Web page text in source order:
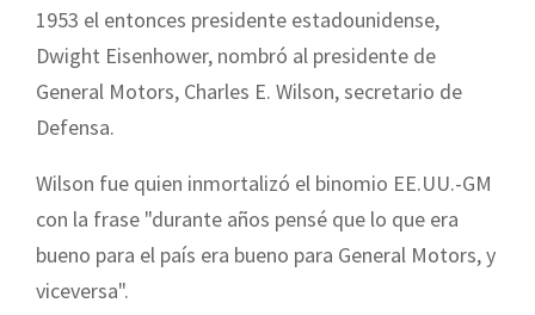
1953 el entonces presidente estadounidense,
Dwight Eisenhower, nombró al presidente de
General Motors, Charles E. Wilson, secretario de
Defensa.
Wilson fue quien inmortalizó el binomio EE.UU.-GM
con la frase "durante años pensé que lo que era
bueno para el país era bueno para General Motors, y
viceversa".